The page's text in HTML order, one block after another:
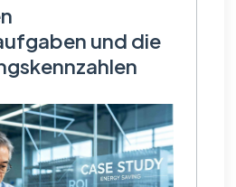
und die